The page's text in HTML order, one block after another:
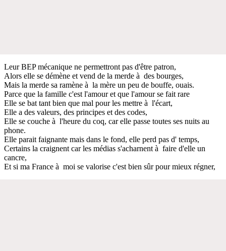
Leur BEP mécanique ne permettront pas d'être patron,
Alors elle se démène et vend de la merde à des bourges,
Mais la merde sa ramène à la mère un peu de bouffe, ouais.
Parce que la famille c'est l'amour et que l'amour se fait rare
Elle se bat tant bien que mal pour les mettre à l'écart,
Elle a des valeurs, des principes et des codes,
Elle se couche à l'heure du coq, car elle passe toutes ses nuits au
phone.
Elle parait faignante mais dans le fond, elle perd pas d' temps,
Certains la craignent car les médias s'acharnent à faire d'elle un
cancre,
Et si ma France à moi se valorise c'est bien sûr pour mieux régner,